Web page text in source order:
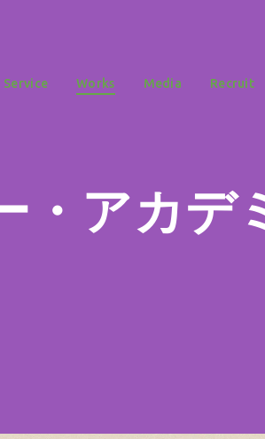
Service Works Media Recruit
・アカ